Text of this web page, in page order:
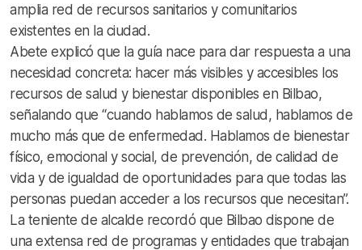
amplia red de recursos sanitarios y comunitarios
existentes en la ciudad.
Abete explicó que la guía nace para dar respuesta a una
necesidad concreta: hacer más visibles y accesibles los
recursos de salud y bienestar disponibles en Bilbao,
señalando que “cuando hablamos de salud, hablamos de
mucho más que de enfermedad. Hablamos de bienestar
físico, emocional y social, de prevención, de calidad de
vida y de igualdad de oportunidades para que todas las
personas puedan acceder a los recursos que necesitan”.
La teniente de alcalde recordó que Bilbao dispone de
una extensa red de programas y entidades que trabajan